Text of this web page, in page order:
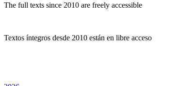
The full texts since 2010 are freely accessible
Textos íntegros desde 2010 están en libre acceso